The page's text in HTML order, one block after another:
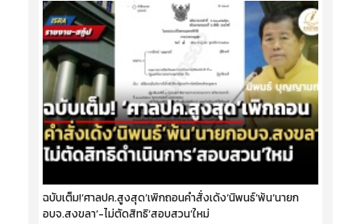
ฉบับเต็ม!‘ศาลปค.สูงสุด’เพิกถอนคำสั่งเด้ง‘นิพนธ์’พ้น‘นายก
อบจ.สงขลา’-ไม่ตัดสิทธิ‘สอบสวน’ใหม่